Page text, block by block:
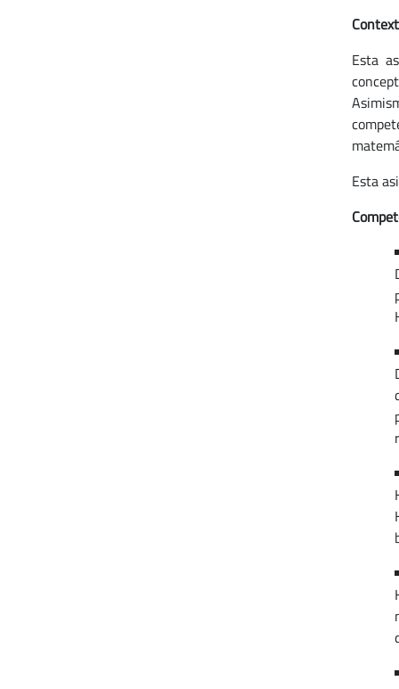
Esta
Esta